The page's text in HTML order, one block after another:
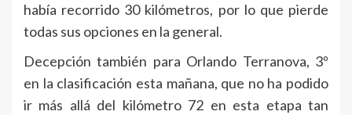
había recorrido 30 kilómetros, por lo que pierde
todas sus opciones en la general.
Decepción también para Orlando Terranova, 3º
en la clasificación esta mañana, que no ha podido
ir más allá del kilómetro 72 en esta etapa tan